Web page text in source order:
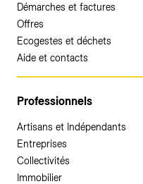
Démarches et factures
Offres
Ecogestes et déchets
Aide et contacts
Professionnels
Artisans et Indépendants
Entreprises
Collectivités
Immobilier